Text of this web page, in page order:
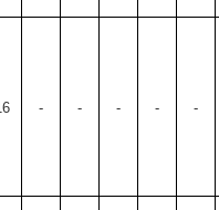
- - - - -